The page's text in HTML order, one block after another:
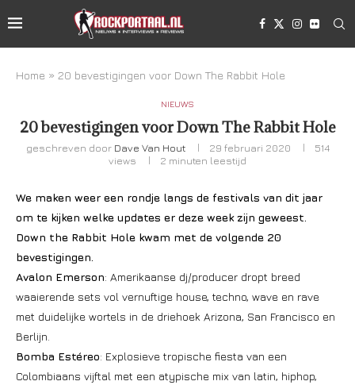
Home » 20 bevestigingen voor Down The Rabbit Hole
NIEUWS
20 bevestigingen voor Down The Rabbit Hole
geschreven door Dave Van Hout 29 februari 2020
514
views
2 minuten leestijd
We maken weer een rondje langs de festivals van dit jaar
om te kijken welke updates er deze week zijn geweest.
Down the Rabbit Hole kwam met de volgende 20
bevestigingen.
Avalon Emerson: Amerikaanse dj/producer dropt breed
waaierende sets vol vernuftige house, techno, wave en rave
met duidelijke wortels in de driehoek Arizona, San Francisco en
Berlijn.
Bomba Estéreo: Explosieve tropische fiesta van een
Colombiaans vijftal met een atypische mix van latin, hiphop,